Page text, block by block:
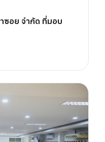
ซอย จำกัด ที่มอบ